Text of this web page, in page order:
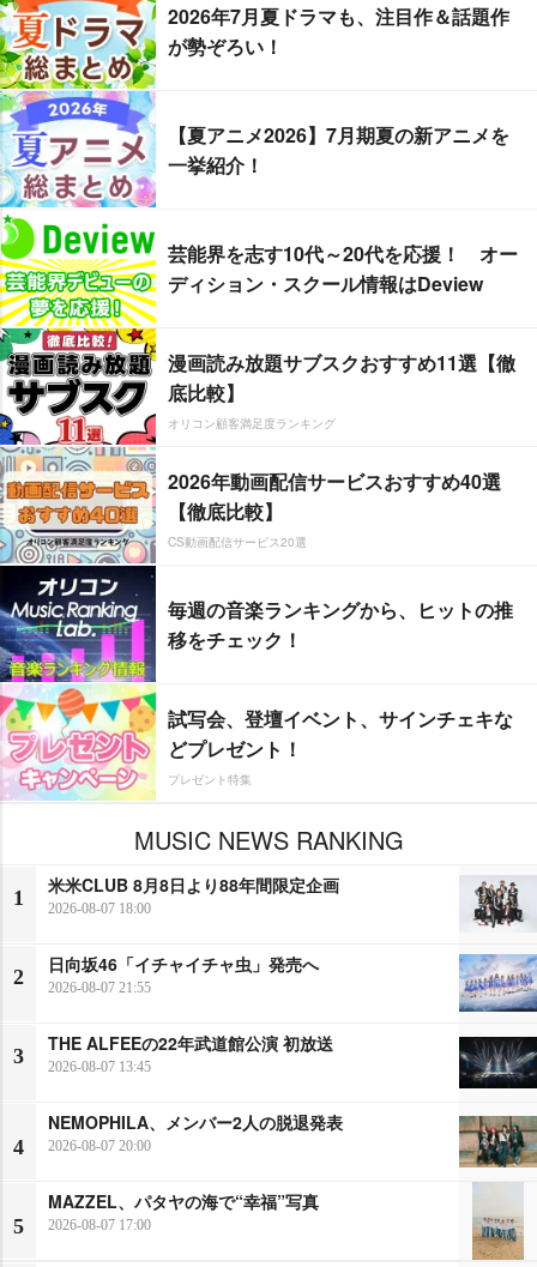
2026年7月夏ドラマも、注目作＆話題作
が勢ぞろい！
【夏アニメ2026】7月期夏の新アニメを
一挙紹介！
芸能界を志す10代～20代を応援！ オー
ディション・スクール情報はDeview
漫画読み放題サブスクおすすめ11選【徹
底比較】
オリコン顧客満足度ランキング
2026年動画配信サービスおすすめ40選
【徹底比較】
CS動画配信サービス20選
毎週の音楽ランキングから、ヒットの推
移をチェック！
試写会、登壇イベント、サインチェキな
どプレゼント！
プレゼント特集
MUSIC NEWS RANKING
1
米米CLUB 8月8日より88年間限定企画
2026-08-07 18:00
2
日向坂46「イチャイチャ虫」発売へ
2026-08-07 21:55
3
THE ALFEEの22年武道館公演 初放送
2026-08-07 13:45
4
NEMOPHILA、メンバー2人の脱退発表
2026-08-07 20:00
5
MAZZEL、パタヤの海で“幸福”写真
2026-08-07 17:00